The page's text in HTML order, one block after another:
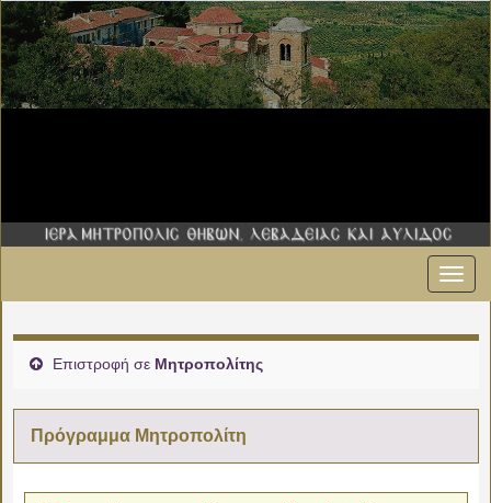
Επιστροφή σε Μητροπολίτης
Πρόγραμμα Μητροπολίτη